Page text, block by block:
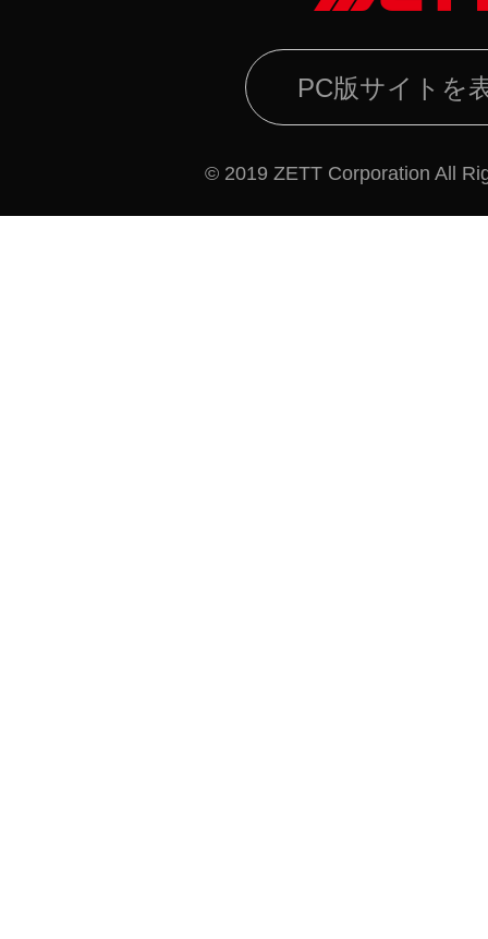
PC版サイトを
© 2019 ZETT Corporation All